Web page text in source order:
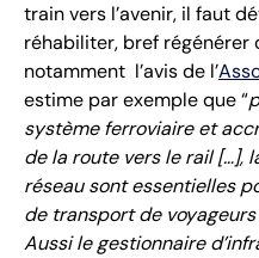
train vers l’avenir, il faut
réhabiliter, bref régénérer
notamment l’avis de l’
estime par exemple que “
système ferroviaire et
de la route vers le rail […],
réseau sont essentielles
de transport de
Aussi le gestionnaire